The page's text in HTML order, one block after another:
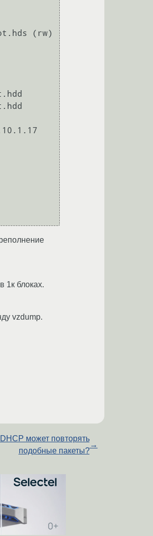
(rw)
1к блоках.
vzdump.
может повторять
подобные пакеты?
→